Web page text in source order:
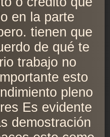
en la parte
tienen que
de qué te
trabajo no
esto
pleno
Es evidente
demostración